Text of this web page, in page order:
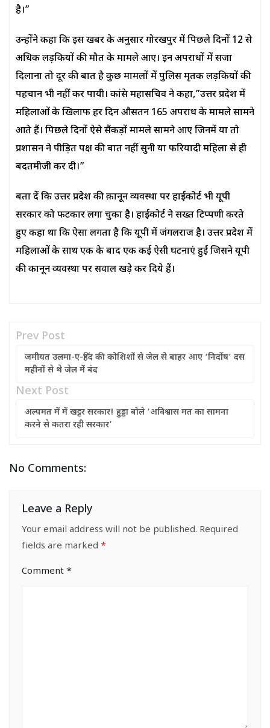
है।”
उन्होंने कहा कि इस खबर के अनुसार गोरखपुर में पिछले दिनों 12 से
अधिक लड़कियों की मौत के मामले आए। इन अपराधों में सजा
दिलाना तो दूर की बात है कुछ मामलों में पुलिस मृतक लड़कियों की
पहचान भी नहीं कर पायी। कांग्रेस महासचिव ने कहा,”उत्तर प्रदेश में
महिलाओं के खिलाफ हर दिन औसतन 165 अपराध के मामले सामने
आते हैं। पिछले दिनों ऐसे सैंकड़ों मामले सामने आए जिनमें या तो
प्रशासन ने पीड़ित पक्ष की बात नहीं सुनी या फरियादी महिला से ही
बदतमीजी कर दी।”
बता दें कि उत्तर प्रदेश की क़ानून व्यवस्था पर हाईकोर्ट भी यूपी
सरकार को फटकार लगा चुका है। हाईकोर्ट ने सख्त टिप्पणी करते
हुए कहा था कि ऐसा लगता है कि यूपी में जंगलराज है। उत्तर प्रदेश में
महिलाओं के साथ एक के बाद एक कई ऐसी घटनाएं हुईं जिसने यूपी
की कानून व्यवस्था पर सवाल खड़े कर दिये हैं।
Prev Post
जमीयत उलमा-ए-हिंद की कोशिशों से जेल से बाहर आए ‘निर्दोष’ दस
महीनों से थे जेल में बंद
Next Post
अल्पमत में में खट्टर सरकार! हुड्डा बोले ‘अविश्वास मत का सामना
करने से कतरा रही सरकार’
No Comments:
Leave a Reply
Your email address will not be published. Required
fields are marked *
Comment *